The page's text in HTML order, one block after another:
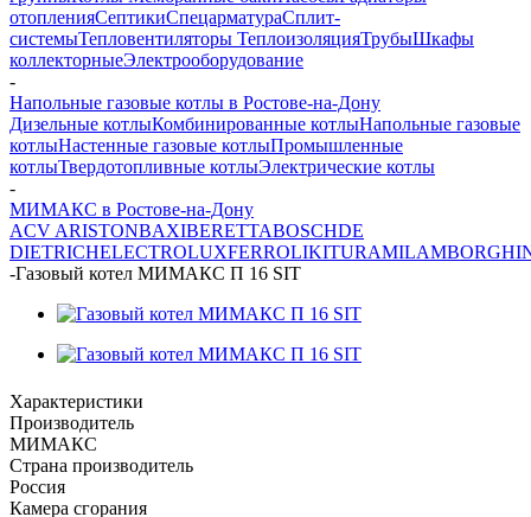
отопленияСептикиСпецарматураСплит-
системыТепловентиляторы ТеплоизоляцияТрубыШкафы
коллекторныеЭлектрооборудование
-
Напольные газовые котлы в Ростове-на-Дону
Дизельные котлыКомбинированные котлыНапольные газовые
котлыНастенные газовые котлыПромышленные
котлыТвердотопливные котлыЭлектрические котлы
-
МИМАКС в Ростове-на-Дону
ACV ARISTONBAXIBERETTABOSCHDE
DIETRICHELECTROLUXFERROLIKITURAMI
-Газовый котел МИМАКС П 16 SIT
Характеристики
Производитель
МИМАКС
Страна производитель
Россия
Камера сгорания